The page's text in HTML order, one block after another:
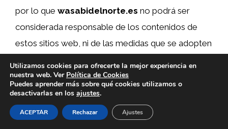
por lo que wasabidelnorte.es no podrá ser
considerada responsable de los contenidos de
estos sitios web, ni de las medidas que se adopten
datos de carácter personal u otros que pudieran
derivarse.
wasabidelnorte.esrecomienda la lectura
Utilizamos cookies para ofrecerte la mejor experiencia en
nuestra web. Ver Política de Cookies
Puedes aprender más sobre qué cookies utilizamos o
desactivarlas en los ajustes.
ACEPTAR Rechazar Ajustes